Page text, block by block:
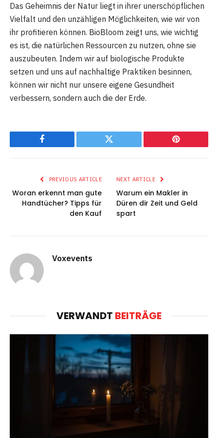
Das Geheimnis der Natur liegt in ihrer unerschöpflichen
Vielfalt und den unzähligen Möglichkeiten, wie wir von
ihr profitieren können. BioBloom zeigt uns, wie wichtig
es ist, die natürlichen Ressourcen zu nutzen, ohne sie
auszubeuten. Indem wir auf biologische Produkte
setzen und uns auf nachhaltige Praktiken besinnen,
können wir nicht nur unsere eigene Gesundheit
verbessern, sondern auch die der Erde.
Facebook Twitter Pinterest
PREVIOUS ARTICLE
Woran erkennt man gute
Handtücher? Tipps für
den Kauf
NEXT ARTICLE
Warum ein Makler in
Düren dir Zeit und Geld
spart
Voxevents
VERWANDT BEITRÄGE